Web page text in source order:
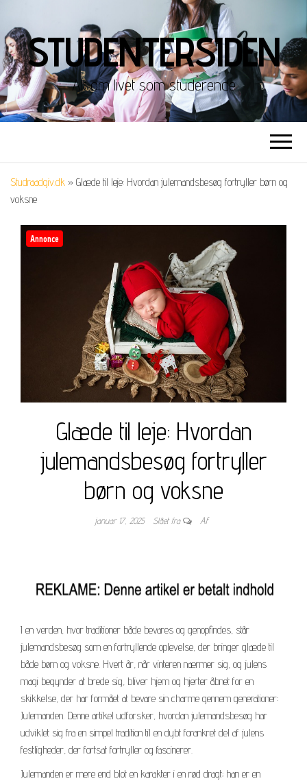
STUDENTERSIDEN
Alt om livet som studerende
Studraadgiv.dk » Glæde til leje: Hvordan julemandsbesøg fortryller børn og
voksne
Annonce
Glæde til leje: Hvordan
julemandsbesøg fortryller
børn og voksne
januar 17, 2025 Slået fra Af
I en verden, hvor traditioner både bevares og genopfindes, står
julemandsbesøg som en fortryllende oplevelse, der bringer glæde til
både børn og voksne. Hvert år, når vinteren nærmer sig, og julens
magi begynder at brede sig, bliver hjem og hjerter åbnet for en
skikkelse, der har formået at bevare sin charme gennem generationer:
Julemanden. Denne artikel udforsker, hvordan julemandsbesøg har
udviklet sig fra en simpel tradition til en dybt forankret del af julens
festligheder, der fortsat fortryller og fascinerer.
Julemanden er mere end blot en karakter i en rød dragt; han er en